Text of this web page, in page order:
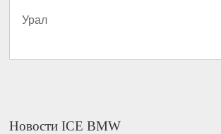
Урал
Новости ICE BMW